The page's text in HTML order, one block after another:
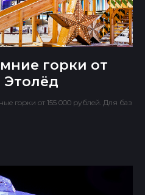
горки от
Этолёд
горки от 155 000 рублей. Для баз